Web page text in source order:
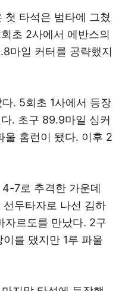
첫 타석은 범타에 그쳤
초 2사에서 에반스의
마일 커터를 공략했지
. 5회초 1사에서 등장
. 초구 89.9마일 싱커
울 홈런이 됐다. 이후 2
7로 추격한 가운데
두타자로 나선 김하
자르도를 만났다. 2구
를 댔지만 1루 파울